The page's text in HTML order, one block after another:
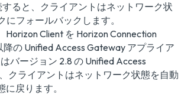
ると、クライアントはネットワーク状
フォールバックします。
Client を Horizon Connection
の Unified Access Gateway アプライア
バージョン 2.8 の Unified Access
クライアントはネットワーク状態を自動
戻ります。